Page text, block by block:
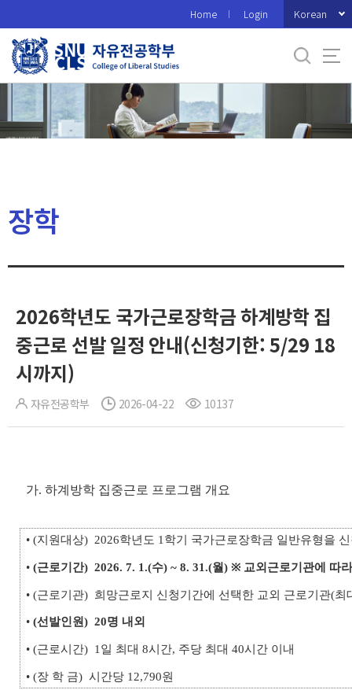
로
메
Home Login Korean
장학
2026학년도 국가근로장학금 하계방학 집
중근로 선발 일정 안내(신청기한: 5/29 18
시까지)
자유전공학부 2026-04-22 10137
가. 하계방학 집중근로 프로그램 개요
• (지원대상) 2026학년도 1학기 국가근로장학금 일반유형을
• (근로기간) 2026. 7. 1.(수) ~ 8. 31.(월) ※ 교외근로기관에 따
• (근로기관) 희망근로지 신청기간에 선택한 교외 근로기관(최
• (선발인원) 20명 내외
• (근로시간) 1일 최대 8시간, 주당 최대 40시간 이내
• (장 학 금) 시간당 12,790원